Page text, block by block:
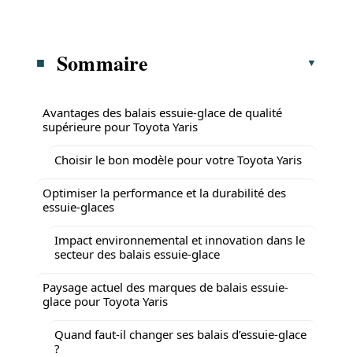
Sommaire
Avantages des balais essuie-glace de qualité
supérieure pour Toyota Yaris
Choisir le bon modèle pour votre Toyota Yaris
Optimiser la performance et la durabilité des
essuie-glaces
Impact environnemental et innovation dans le
secteur des balais essuie-glace
Paysage actuel des marques de balais essuie-
glace pour Toyota Yaris
Quand faut-il changer ses balais d’essuie-glace
?